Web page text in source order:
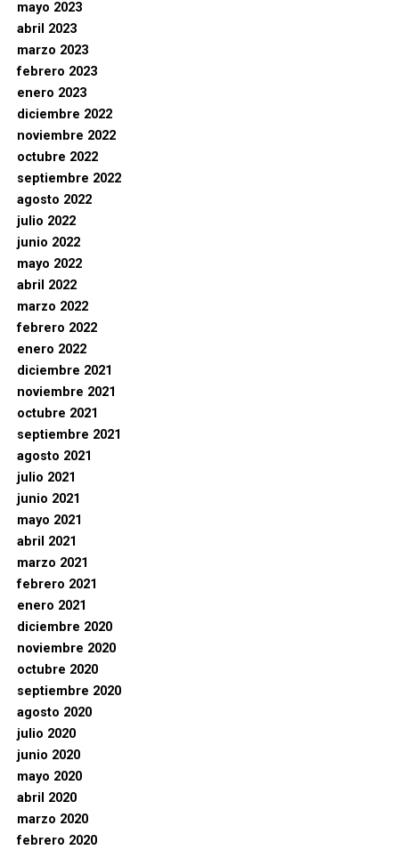
mayo 2023
abril 2023
marzo 2023
febrero 2023
enero 2023
diciembre 2022
noviembre 2022
octubre 2022
septiembre 2022
agosto 2022
julio 2022
junio 2022
mayo 2022
abril 2022
marzo 2022
febrero 2022
enero 2022
diciembre 2021
noviembre 2021
octubre 2021
septiembre 2021
agosto 2021
julio 2021
junio 2021
mayo 2021
abril 2021
marzo 2021
febrero 2021
enero 2021
diciembre 2020
noviembre 2020
octubre 2020
septiembre 2020
agosto 2020
julio 2020
junio 2020
mayo 2020
abril 2020
marzo 2020
febrero 2020